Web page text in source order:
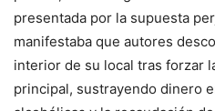
presentada por la supuesta
manifestaba que autores
interior de su local tras forzar
principal, sustrayendo dinero